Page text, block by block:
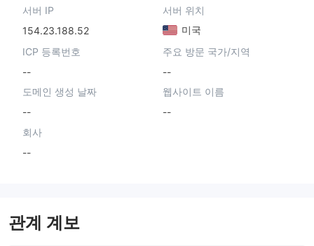
서버 IP
154.23.188.52
서버 위치
미국
ICP 등록번호
--
주요 방문 국가/지역
--
도메인 생성 날짜
--
웹사이트 이름
--
회사
--
관계 계보